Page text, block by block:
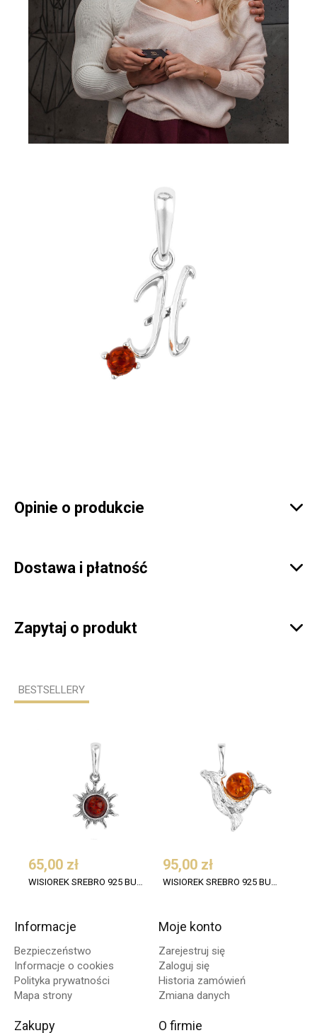
Opinie o produkcie 
Dostawa i płatność 
Zapytaj o produkt 
BESTSELLERY
65,00 zł
WISIOREK SREBRO 925 BURSZTYN KONIAK SŁOŃCE
95,00 zł
WISIOREK SREBRO 925 BURSZTYN FOKA
Informacje
Bezpieczeństwo
Informacje o cookies
Polityka prywatności
Mapa strony
Moje konto
Zarejestruj się
Zaloguj się
Historia zamówień
Zmiana danych
Zakupy O firmie